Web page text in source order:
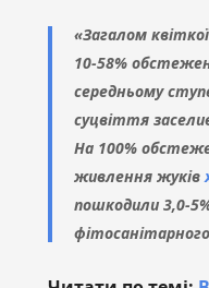
«Загалом
10-58%
середньому
суцвіття
На 100%
живлення жуків
пошкодили 3,0-